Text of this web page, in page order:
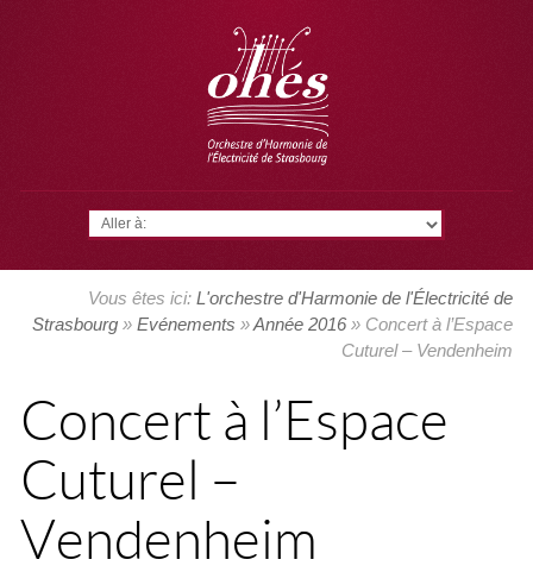
Vous êtes ici: L'orchestre d'Harmonie de l'Électricité de
Strasbourg» Evénements »Année 2016» Concert à l’Espace
Cuturel – Vendenheim
Concert à l’Espace
Cuturel –
Vendenheim